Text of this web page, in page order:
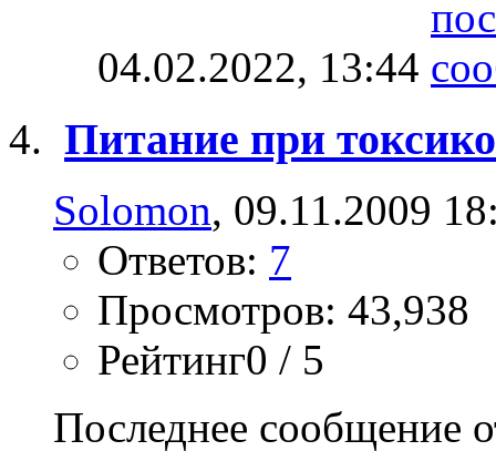
04.02.2022, 13:44
Питание при
Solomon, 09.11.2009
Ответов: 7
Просмотров: 43,938
Рейтинг0 / 5
Последнее сообщение